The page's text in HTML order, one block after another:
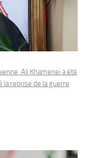
Ali Khamenei a été
la reprise de la guerre